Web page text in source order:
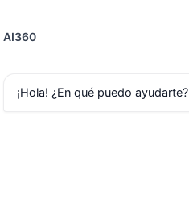
AI360
¡Hola! ¿En qué puedo ayudarte?